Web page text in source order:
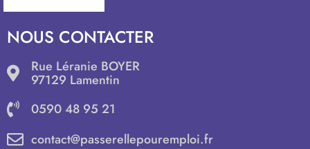
NOUS CONTACTER
Rue Léranie BOYER
97129 Lamentin
0590 48 95 21
contact@passerellepouremploi.fr